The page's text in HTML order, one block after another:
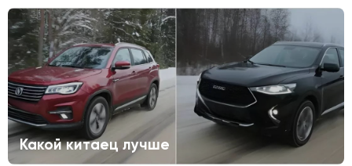
Какой китаец лучше